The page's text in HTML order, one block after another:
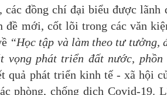
đồng chí đại biểu được lãnh
đề mới, cốt lõi trong các văn
“Học tập và làm theo tư tưởng,
vọng phát triển đất nước, phồn
quả phát triển kinh tế - xã hội
phòng, chống dịch Covid-19.